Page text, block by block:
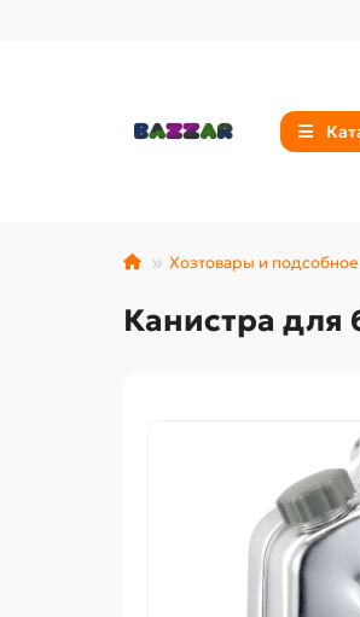
Хозтовары и подсобное
Канистра для